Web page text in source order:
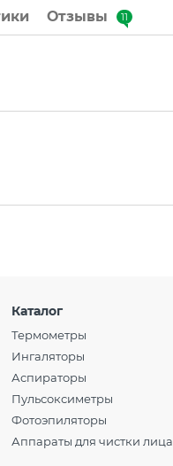
Отзывы 11
Каталог
Термометры
Ингаляторы
Аспираторы
Пульсоксиметры
Фотоэпиляторы
Аппараты для чистки лица